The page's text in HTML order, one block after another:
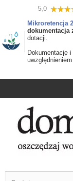
5,0
Mikroretencja
dokumentacja
dotacji.
Dokumentację